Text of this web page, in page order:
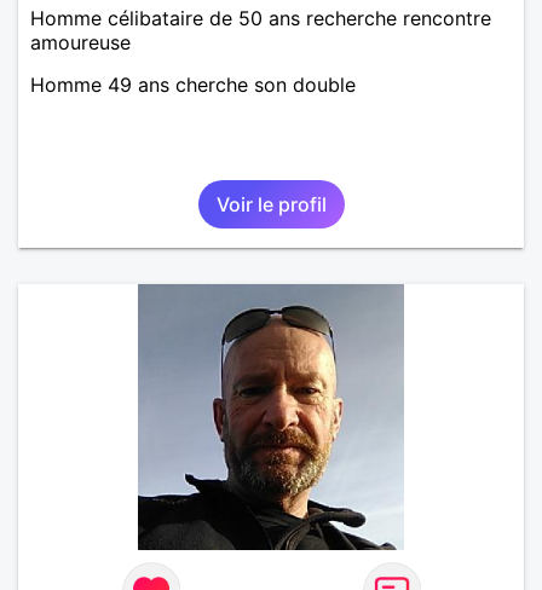
Homme célibataire de 50 ans recherche rencontre
amoureuse
Homme 49 ans cherche son double
Voir le profil